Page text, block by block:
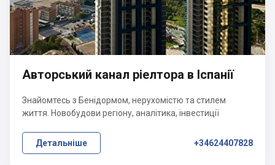
Авторський канал ріелтора в Іспанії
Знайомтесь з Бенідормом, нерухомістю та стилем
життя. Новобудови регіону, аналітика, інвестиції
Детальніше +34624407828